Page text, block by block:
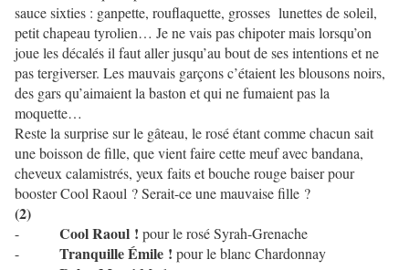
sauce sixties : ganpette, rouflaquette, grosses lunettes de soleil,
petit chapeau tyrolien… Je ne vais pas chipoter mais lorsqu’on
joue les décalés il faut aller jusqu’au bout de ses intentions et ne
pas tergiverser. Les mauvais garçons c’étaient les blousons noirs,
des gars qu’aimaient la baston et qui ne fumaient pas la
moquette…
Reste la surprise sur le gâteau, le rosé étant comme chacun sait
une boisson de fille, que vient faire cette meuf avec bandana,
cheveux calamistrés, yeux faits et bouche rouge baiser pour
booster Cool Raoul ? Serait-ce une mauvaise fille ?
(2)
- Cool Raoul ! pour le rosé Syrah-Grenache
- Tranquille Émile ! pour le blanc Chardonnay